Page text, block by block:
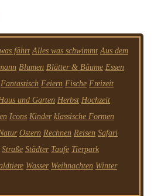
fährt Alles was schwimmt Aus dem
Blumen Blätter & Bäume Essen
Fantastisch Feiern Fische Freizeit
und Garten Herbst Hochzeit
Icons Kinder klassische Formen
Ostern Rechnen Reisen Safari
Straße Städter Taufe Tierpark
Wasser Weihnachten Winter